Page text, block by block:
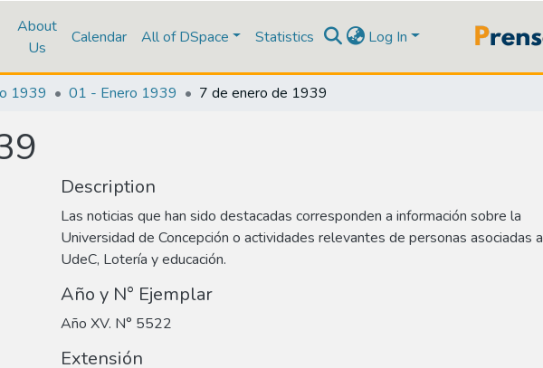
About
Us
Calendar All of DSpace Statistics Log In
1939 01 - Enero 1939 7 de enero de 1939
Description
Las noticias que han sido destacadas corresponden a información sobre la
Universidad de Concepción o actividades relevantes de personas asociadas a
UdeC, Lotería y educación.
Año y N° Ejemplar
Año XV. N° 5522
Extensión